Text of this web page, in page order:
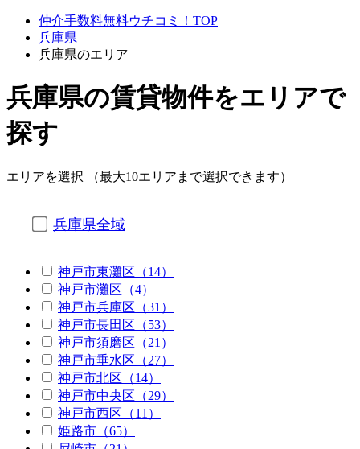
仲介手数料無料ウチコミ！TOP
兵庫県
兵庫県のエリア
兵庫県の賃貸物件をエリアで
探す
エリアを選択 （最大10エリアまで選択できます）
兵庫県全域
神戸市東灘区（14）
神戸市灘区（4）
神戸市兵庫区（31）
神戸市長田区（53）
神戸市須磨区（21）
神戸市垂水区（27）
神戸市北区（14）
神戸市中央区（29）
神戸市西区（11）
姫路市（65）